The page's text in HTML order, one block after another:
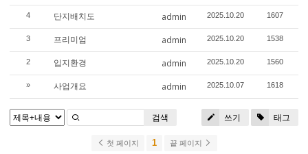
4 단지배치도 admin 2025.10.20 1607
3 프리미엄 admin 2025.10.20 1538
2 입지환경 admin 2025.10.20 1560
» 사업개요 admin 2025.10.07 1618
쓰기 태그
검색
첫 페이지 1 끝 페이지